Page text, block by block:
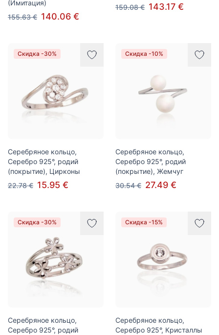
(Имитация)
155.63 € 140.06 €
159.08 € 143.17 €
Скидка -30%
Серебряное кольцо,
Серебро 925°, родий
(покрытие), Цирконы
22.78 € 15.95 €
Скидка -10%
Серебряное кольцо,
Серебро 925°, родий
(покрытие), Жемчуг
30.54 € 27.49 €
Скидка -30%
Серебряное кольцо,
Серебро 925°, родий
Скидка -15%
Серебряное кольцо,
Серебро 925°, Кристаллы